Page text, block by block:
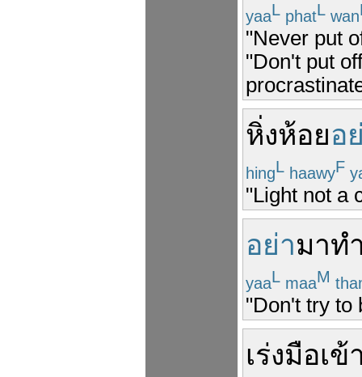
yaaL phatL wan
"Never put
"Don't put
หิ่งห้อยอ
hingL haawyF
"Light not a
อย่ามาท
yaaL maaM
"Don't try to
เร่งมือเข้